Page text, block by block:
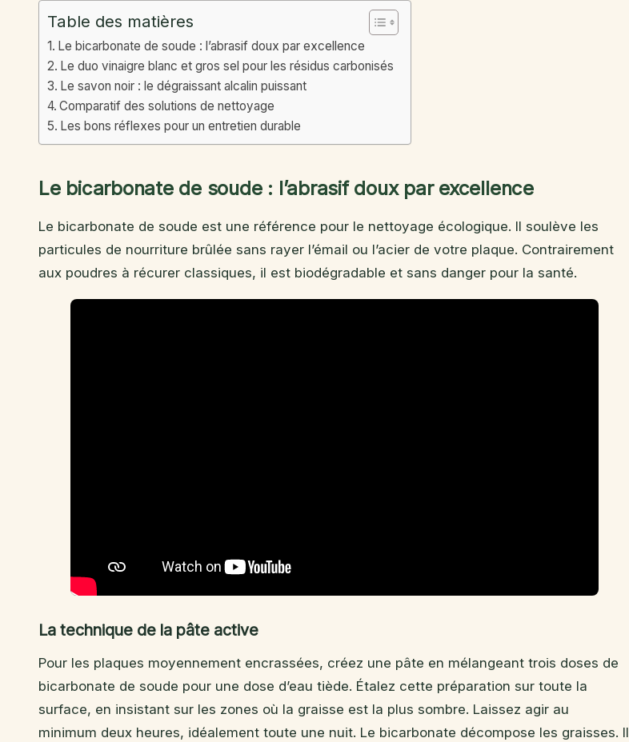
Table des matières
Le bicarbonate de soude : l’abrasif doux par excellence
Le duo vinaigre blanc et gros sel pour les résidus carbonisés
Le savon noir : le dégraissant alcalin puissant
Comparatif des solutions de nettoyage
Les bons réflexes pour un entretien durable
Le bicarbonate de soude : l’abrasif doux par excellence
Le bicarbonate de soude est une référence pour le nettoyage écologique. Il soulève les
particules de nourriture brûlée sans rayer l’émail ou l’acier de votre plaque. Contrairement
aux poudres à récurer classiques, il est biodégradable et sans danger pour la santé.
La technique de la pâte active
Pour les plaques moyennement encrassées, créez une pâte en mélangeant trois doses de
bicarbonate de soude pour une dose d’eau tiède. Étalez cette préparation sur toute la
surface, en insistant sur les zones où la graisse est la plus sombre. Laissez agir au
minimum deux heures, idéalement toute une nuit. Le bicarbonate décompose les graisses. Il